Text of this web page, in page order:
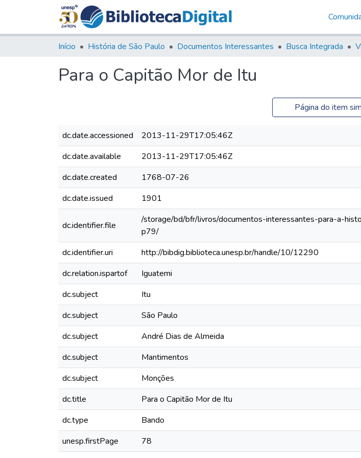
Início História de São Paulo Documentos Interessantes Busca Integrada
Para o Capitão Mor de Itu
Página do item
dc.date.accessioned
2013-11-29T17:05:46Z
dc.date.available
2013-11-29T17:05:46Z
dc.date.created
1768-07-26
dc.date.issued
1901
dc.identifier.file
/storage/bd/bfr/livros/documentos-interessantes-para-a-
p79/
dc.identifier.uri
http://bibdig.biblioteca.unesp.br/handle/10/12290
dc.relation.ispartof
Iguatemi
dc.subject
Itu
dc.subject
São Paulo
dc.subject
André Dias de Almeida
dc.subject
Mantimentos
dc.subject
Monções
dc.title
Para o Capitão Mor de Itu
dc.type
Bando
unesp.firstPage
78